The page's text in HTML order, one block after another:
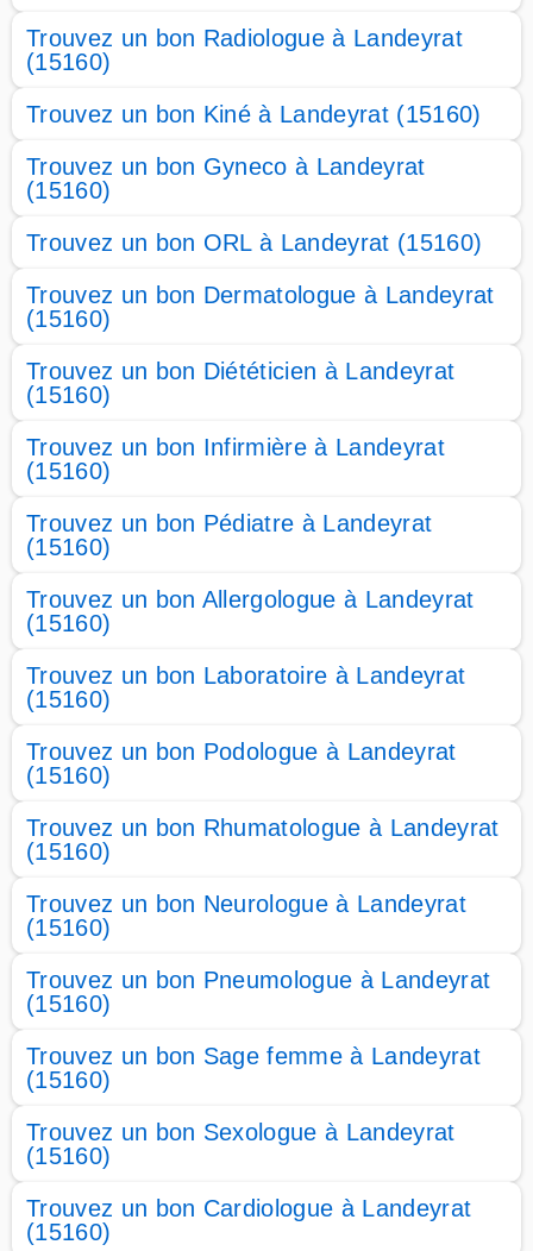
Trouvez un bon Radiologue à Landeyrat
(15160)
Trouvez un bon Kiné à Landeyrat (15160)
Trouvez un bon Gyneco à Landeyrat
(15160)
Trouvez un bon ORL à Landeyrat (15160)
Trouvez un bon Dermatologue à Landeyrat
(15160)
Trouvez un bon Diététicien à Landeyrat
(15160)
Trouvez un bon Infirmière à Landeyrat
(15160)
Trouvez un bon Pédiatre à Landeyrat
(15160)
Trouvez un bon Allergologue à Landeyrat
(15160)
Trouvez un bon Laboratoire à Landeyrat
(15160)
Trouvez un bon Podologue à Landeyrat
(15160)
Trouvez un bon Rhumatologue à Landeyrat
(15160)
Trouvez un bon Neurologue à Landeyrat
(15160)
Trouvez un bon Pneumologue à Landeyrat
(15160)
Trouvez un bon Sage femme à Landeyrat
(15160)
Trouvez un bon Sexologue à Landeyrat
(15160)
Trouvez un bon Cardiologue à Landeyrat
(15160)